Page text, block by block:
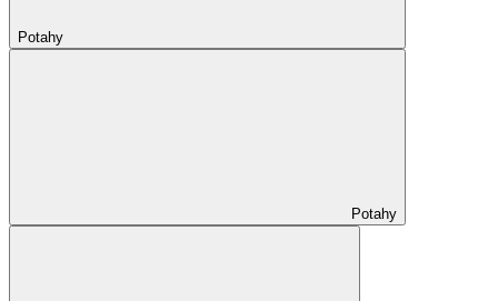
Potahy
Potahy